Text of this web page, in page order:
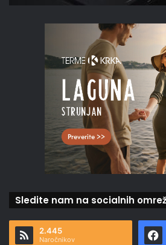
Sledite nam na socialnih
2.445
Naročnikov